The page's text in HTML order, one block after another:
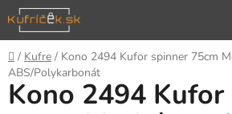
Prejsť
na
obsah
Domov
/ Kufre / Kono 2494 Kufor spinner 75cm
ABS/Polykarbonát
Kono 2494